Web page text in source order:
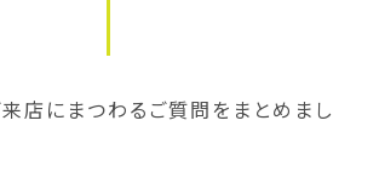
店にまつわるご質問をまとめまし